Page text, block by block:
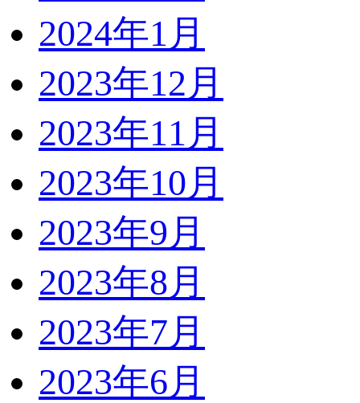
2024年1月
2023年12月
2023年11月
2023年10月
2023年9月
2023年8月
2023年7月
2023年6月